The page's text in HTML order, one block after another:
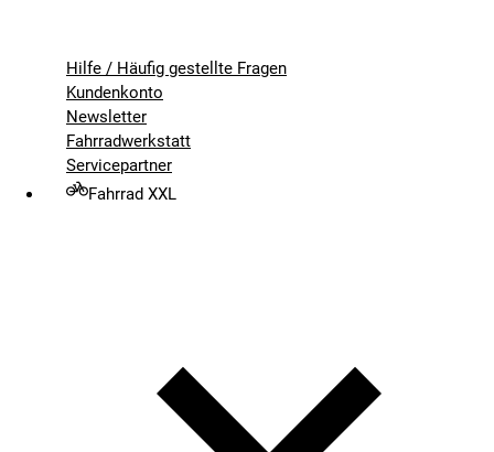
Hilfe / Häufig gestellte Fragen
Kundenkonto
Newsletter
Fahrradwerkstatt
Servicepartner
Fahrrad XXL